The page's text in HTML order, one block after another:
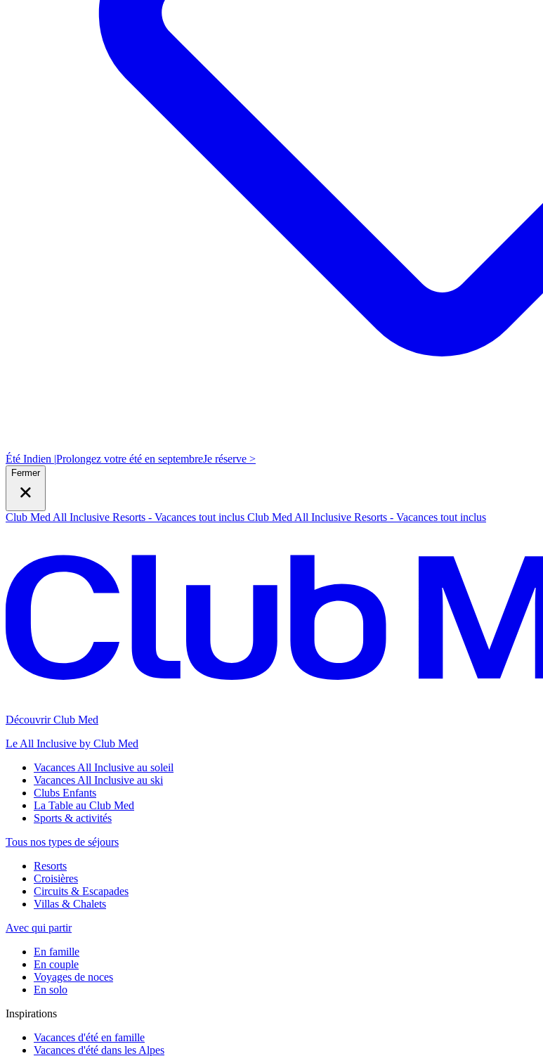
Été Indien |Prolongez votre été en septembreJe réserve >
Fermer
Club Med All Inclusive Resorts - Vacances tout inclus Club Med All Inclusive Resorts - Vacances tout inclus
Découvrir Club Med
Le All Inclusive by Club Med
Vacances All Inclusive au soleil
Vacances All Inclusive au ski
Clubs Enfants
La Table au Club Med
Sports & activités
Tous nos types de séjours
Resorts
Croisières
Circuits & Escapades
Villas & Chalets
Avec qui partir
En famille
En couple
Voyages de noces
En solo
Inspirations
Vacances d'été en famille
Vacances d'été dans les Alpes